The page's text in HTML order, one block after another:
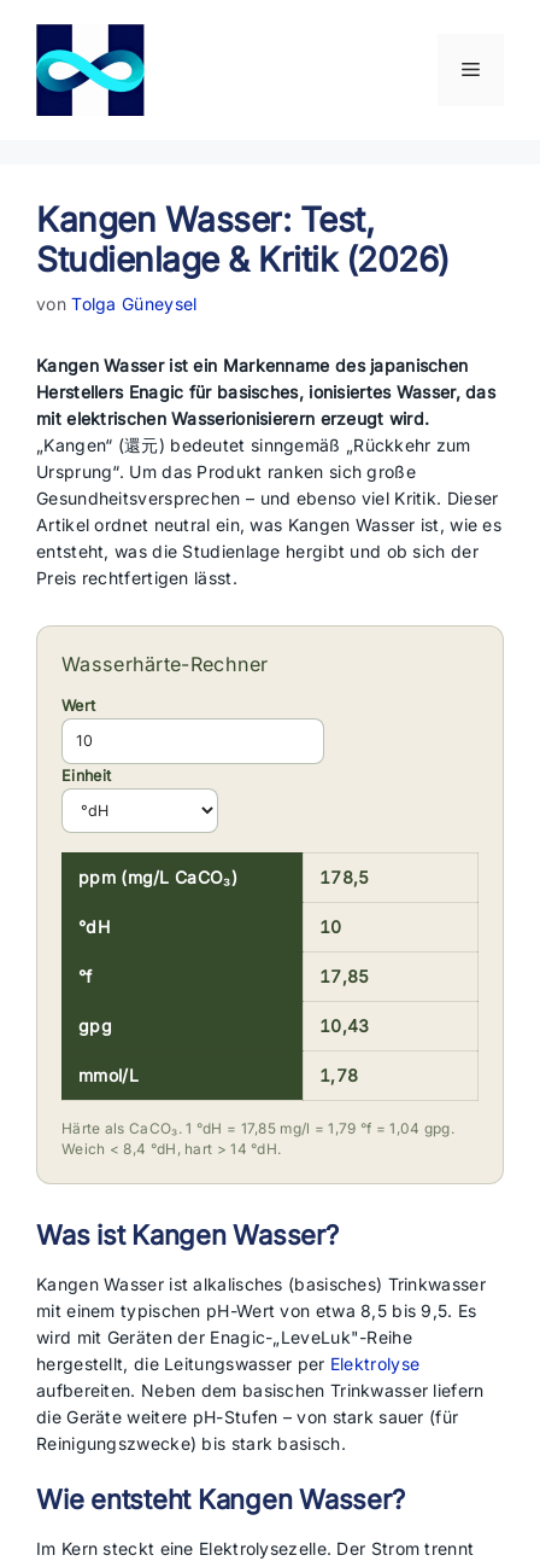
springen
Menü
Kangen Wasser: Test,
Studienlage & Kritik (2026)
vonTolga Güneysel
Kangen Wasser ist ein Markenname des japanischen
Herstellers Enagic für basisches, ionisiertes Wasser, das
mit elektrischen Wasserionisierern erzeugt wird.
„Kangen“ (還元) bedeutet sinngemäß „Rückkehr zum
Ursprung“. Um das Produkt ranken sich große
Gesundheitsversprechen – und ebenso viel Kritik. Dieser
Artikel ordnet neutral ein, was Kangen Wasser ist, wie es
entsteht, was die Studienlage hergibt und ob sich der
Preis rechtfertigen lässt.
Wasserhärte-Rechner
Wert
Einheit
ppm (mg/L CaCO₃) 178,5
°dH 10
°f 17,85
gpg 10,43
mmol/L 1,78
Härte als CaCO₃. 1 °dH = 17,85 mg/l = 1,79 °f = 1,04 gpg.
Weich < 8,4 °dH, hart > 14 °dH.
Was ist Kangen Wasser?
Kangen Wasser ist alkalisches (basisches) Trinkwasser
mit einem typischen pH-Wert von etwa 8,5 bis 9,5. Es
wird mit Geräten der Enagic-„LeveLuk"-Reihe
hergestellt, die Leitungswasser per Elektrolyse
aufbereiten. Neben dem basischen Trinkwasser liefern
die Geräte weitere pH-Stufen – von stark sauer (für
Reinigungszwecke) bis stark basisch.
Wie entsteht Kangen Wasser?
Im Kern steckt eine Elektrolysezelle. Der Strom trennt